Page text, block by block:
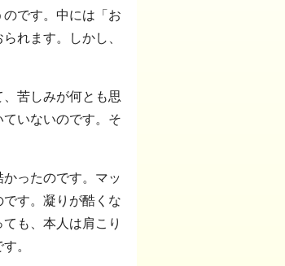
です。中には「お
れます。しかし、
苦しみが何とも思
いないのです。そ
ったのです。マッ
す。凝りが酷くな
も、本人は肩こり
。